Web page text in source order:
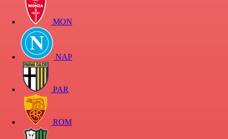
MON
NAP
PAR
ROM